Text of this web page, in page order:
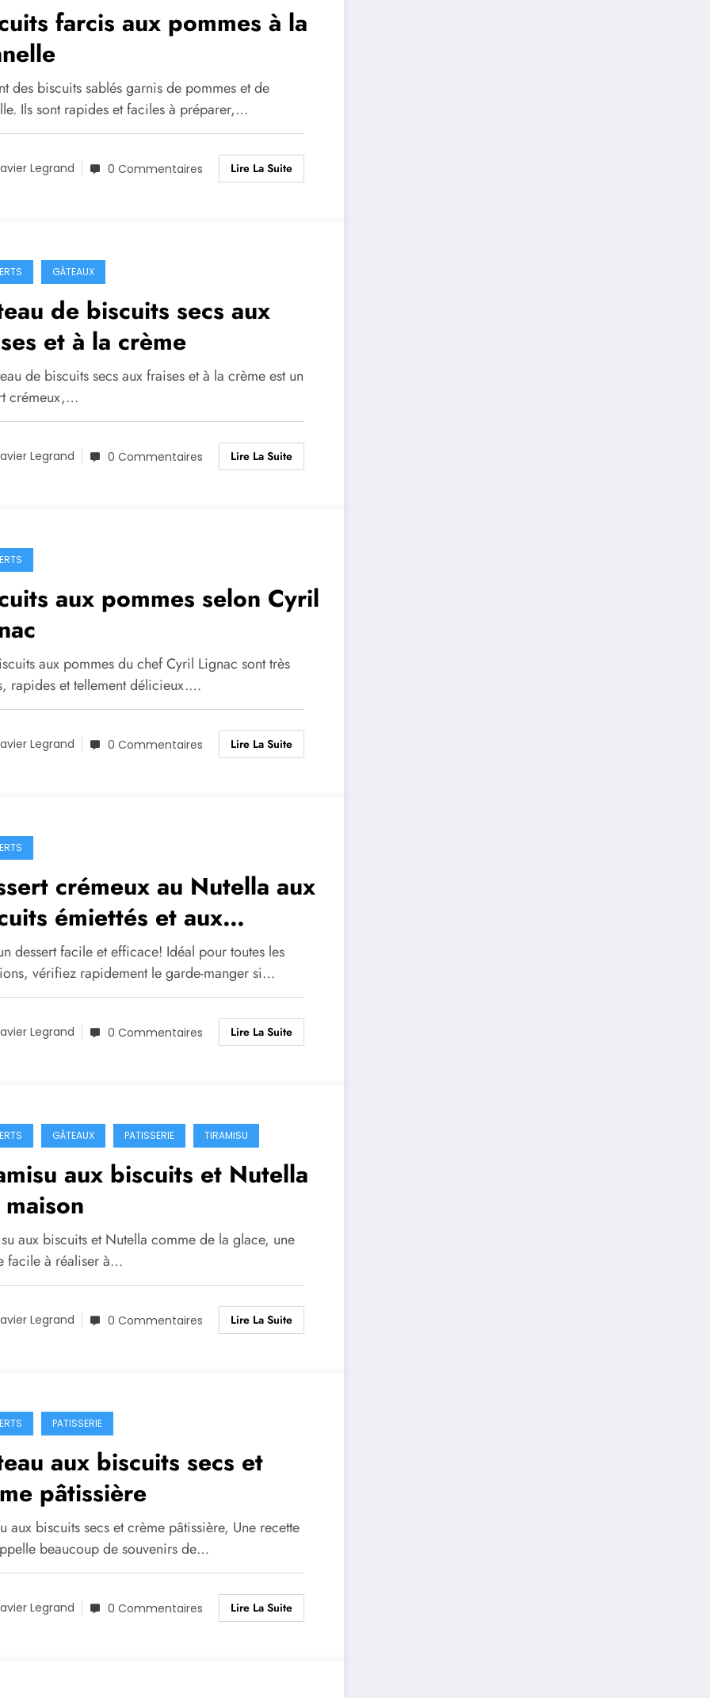
farcis aux pommes à la
des biscuits sablés garnis de pommes et de
Ils sont rapides et faciles à préparer,…
Legrand 0 Commentaires Lire La Suite
GÂTEAUX
de biscuits secs aux
et à la crème
de biscuits secs aux fraises et à la crème est un
crémeux,…
Legrand 0 Commentaires Lire La Suite
aux pommes selon Cyril
aux pommes du chef Cyril Lignac sont très
rapides et tellement délicieux.…
Legrand 0 Commentaires Lire La Suite
crémeux au Nutella aux
émiettés et aux
dessert facile et efficace! Idéal pour toutes les
vérifiez rapidement le garde-manger si…
Legrand 0 Commentaires Lire La Suite
GÂTEAUX PATISSERIE TIRAMISU
aux biscuits et Nutella
aux biscuits et Nutella comme de la glace, une
facile à réaliser à…
Legrand 0 Commentaires Lire La Suite
PATISSERIE
aux biscuits secs et
pâtissière
aux biscuits secs et crème pâtissière, Une recette
beaucoup de souvenirs de…
Legrand 0 Commentaires Lire La Suite